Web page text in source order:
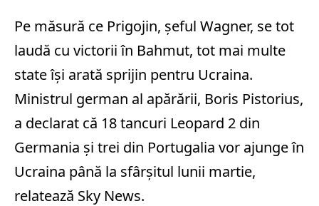
Pe măsură ce Prigojin, șeful Wagner, se tot
laudă cu victorii în Bahmut, tot mai multe
state își arată sprijin pentru Ucraina.
Ministrul german al apărării, Boris Pistorius,
a declarat că 18 tancuri Leopard 2 din
Germania și trei din Portugalia vor ajunge în
Ucraina până la sfârșitul lunii martie,
relatează Sky News.